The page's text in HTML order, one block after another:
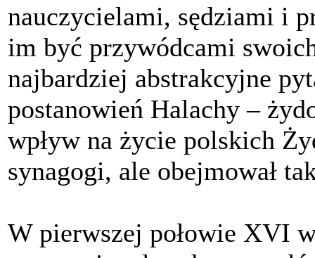
nauczycielami, sędziami i
im być przywódcami
najbardziej abstrakcyjne
postanowień Halachy –
wpływ na życie polskich
synagogi, ale obejmował
W pierwszej połowie XVI